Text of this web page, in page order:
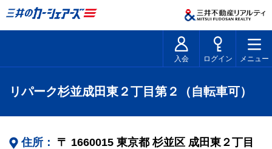
入会 ログイン メニュー
リパーク杉並成田東２丁目第２（自転車可）
住所： 〒 1660015 東京都 杉並区 成田東２丁目